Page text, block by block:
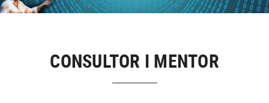
CONSULTOR I MENTOR